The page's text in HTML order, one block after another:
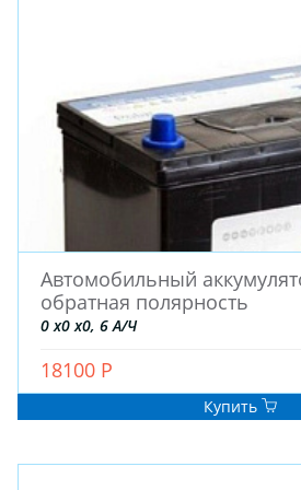
ДЛЯ ГРУЗОВЫХ
ДЛЯ ЛЕГКОВЫХ
ДИСКИ
АККУМУЛЯТОРЫ
Автомобильный
обратная полярность
0 x0 x0, 6 А/Ч
18100 Р
Купить